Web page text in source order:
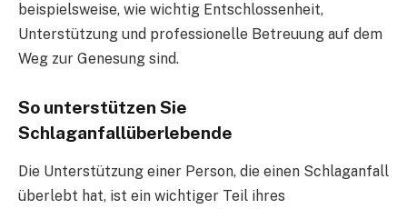
beispielsweise, wie wichtig Entschlossenheit,
Unterstützung und professionelle Betreuung auf dem
Weg zur Genesung sind.
So unterstützen Sie
Schlaganfallüberlebende
Die Unterstützung einer Person, die einen Schlaganfall
überlebt hat, ist ein wichtiger Teil ihres